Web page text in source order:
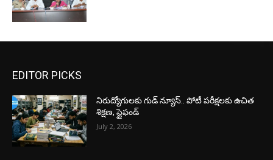
EDITOR PICKS
నిరుద్యోగులకు గుడ్ న్యూస్.. పోటీ పరీక్షలకు ఉచిత
శిక్షణ, స్టైఫండ్
July 2, 2026